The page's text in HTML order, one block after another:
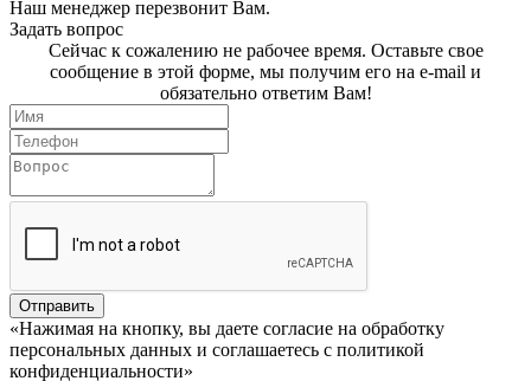
Наш менеджер перезвонит Вам.
Задать вопрос
Сейчас к сожалению не рабочее время. Оставьте свое
сообщение в этой форме, мы получим его на e-mail и
обязательно ответим Вам!
Отправить
«Нажимая на кнопку, вы даете согласие на обработку
персональных данных и соглашаетесь c политикой
конфиденциальности»